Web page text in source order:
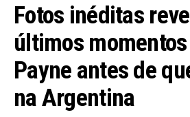
Fotos inéditas
últimos
Payne antes de
na Argentina